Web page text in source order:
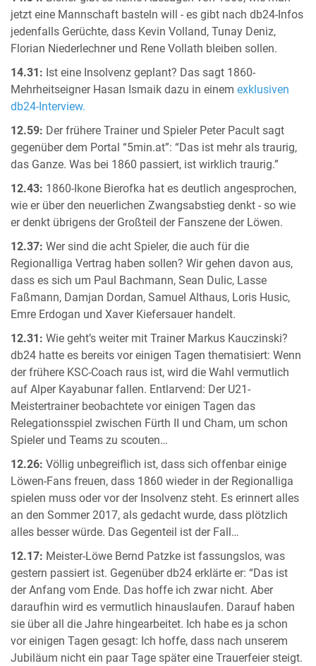
jetzt eine Mannschaft basteln will - es gibt nach db24-Infos
jedenfalls Gerüchte, dass Kevin Volland, Tunay Deniz,
Florian Niederlechner und Rene Vollath bleiben sollen.
14.31: Ist eine Insolvenz geplant? Das sagt 1860-
Mehrheitseigner Hasan Ismaik dazu in einem exklusiven
db24-Interview.
12.59: Der frühere Trainer und Spieler Peter Pacult sagt
gegenüber dem Portal “5min.at”: “Das ist mehr als traurig,
das Ganze. Was bei 1860 passiert, ist wirklich traurig.”
12.43: 1860-Ikone Bierofka hat es deutlich angesprochen,
wie er über den neuerlichen Zwangsabstieg denkt - so wie
er denkt übrigens der Großteil der Fanszene der Löwen.
12.37: Wer sind die acht Spieler, die auch für die
Regionalliga Vertrag haben sollen? Wir gehen davon aus,
dass es sich um Paul Bachmann, Sean Dulic, Lasse
Faßmann, Damjan Dordan, Samuel Althaus, Loris Husic,
Emre Erdogan und Xaver Kiefersauer handelt.
12.31: Wie geht’s weiter mit Trainer Markus Kauczinski?
db24 hatte es bereits vor einigen Tagen thematisiert: Wenn
der frühere KSC-Coach raus ist, wird die Wahl vermutlich
auf Alper Kayabunar fallen. Entlarvend: Der U21-
Meistertrainer beobachtete vor einigen Tagen das
Relegationsspiel zwischen Fürth II und Cham, um schon
Spieler und Teams zu scouten…
12.26: Völlig unbegreiflich ist, dass sich offenbar einige
Löwen-Fans freuen, dass 1860 wieder in der Regionalliga
spielen muss oder vor der Insolvenz steht. Es erinnert alles
an den Sommer 2017, als gedacht wurde, dass plötzlich
alles besser würde. Das Gegenteil ist der Fall…
12.17: Meister-Löwe Bernd Patzke ist fassungslos, was
gestern passiert ist. Gegenüber db24 erklärte er: “Das ist
der Anfang vom Ende. Das hoffe ich zwar nicht. Aber
daraufhin wird es vermutlich hinauslaufen. Darauf haben
sie über all die Jahre hingearbeitet. Ich habe es ja schon
vor einigen Tagen gesagt: Ich hoffe, dass nach unserem
Jubiläum nicht ein paar Tage später eine Trauerfeier steigt.